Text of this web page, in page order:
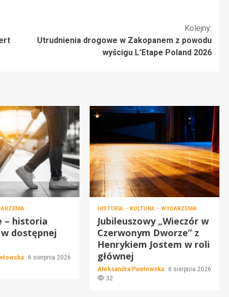
Kolejny:
Utrudnienia drogowe w Zakopanem z powodu
wyścigu L’Etape Poland 2026
– historia
dostępnej
6 sierpnia 2026
HISTORIA KULTURA WYDARZENIA
Jubileuszowy „Wieczór w
Czerwonym Dworze” z
Henrykiem Jostem w roli
głównej
Aleksandra Pawłowska
6 sierpnia 2026
32